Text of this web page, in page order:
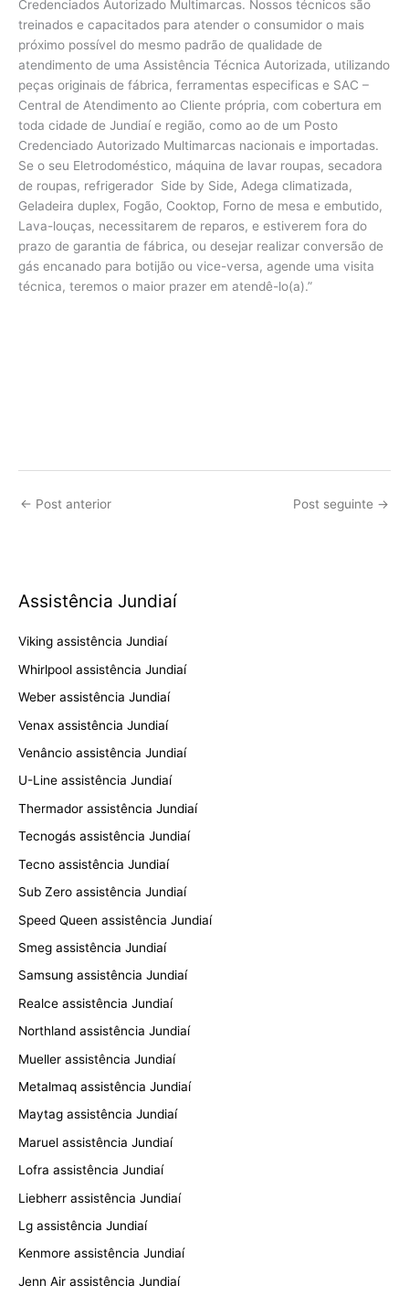
Credenciados Autorizado Multimarcas. Nossos técnicos são
treinados e capacitados para atender o consumidor o mais
próximo possível do mesmo padrão de qualidade de
atendimento de uma Assistência Técnica Autorizada, utilizando
peças originais de fábrica, ferramentas especificas e SAC –
Central de Atendimento ao Cliente própria, com cobertura em
toda cidade de Jundiaí e região, como ao de um Posto
Credenciado Autorizado Multimarcas nacionais e importadas.
Se o seu Eletrodoméstico, máquina de lavar roupas, secadora
de roupas, refrigerador Side by Side, Adega climatizada,
Geladeira duplex, Fogão, Cooktop, Forno de mesa e embutido,
Lava-louças, necessitarem de reparos, e estiverem fora do
prazo de garantia de fábrica, ou desejar realizar conversão de
gás encanado para botijão ou vice-versa, agende uma visita
técnica, teremos o maior prazer em atendê-lo(a).”
← Post anterior Post seguinte →
Assistência Jundiaí
Viking assistência Jundiaí
Whirlpool assistência Jundiaí
Weber assistência Jundiaí
Venax assistência Jundiaí
Venâncio assistência Jundiaí
U-Line assistência Jundiaí
Thermador assistência Jundiaí
Tecnogás assistência Jundiaí
Tecno assistência Jundiaí
Sub Zero assistência Jundiaí
Speed Queen assistência Jundiaí
Smeg assistência Jundiaí
Samsung assistência Jundiaí
Realce assistência Jundiaí
Northland assistência Jundiaí
Mueller assistência Jundiaí
Metalmaq assistência Jundiaí
Maytag assistência Jundiaí
Maruel assistência Jundiaí
Lofra assistência Jundiaí
Liebherr assistência Jundiaí
Lg assistência Jundiaí
Kenmore assistência Jundiaí
Jenn Air assistência Jundiaí